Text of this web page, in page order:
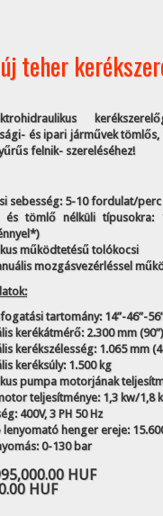
teher
és ipari járművek
felnik- szereléséhez!
sebesség: 5-10 fordulat/perc
és tömlő nélküli
működtetésű tolókocsi
mozgásvezérléssel
tartomány: 14”-46”-
kerékátmérő: 2.300 mm (90”)
kerékszélesség: 1.065 mm
keréksúly: 1.500 kg
pumpa motorjának
teljesítménye: 1,3 kw/1,8
400V, 3 PH 50 Hz
henger ereje:
0-130 bar
HUF
HUF